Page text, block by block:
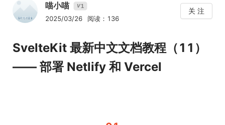
喵小喵 V1
2025/03/26 阅读：136
关 注
SvelteKit 最新中文文档教程（11）
—— 部署 Netlify 和 Vercel